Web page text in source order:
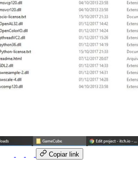
Copiar link